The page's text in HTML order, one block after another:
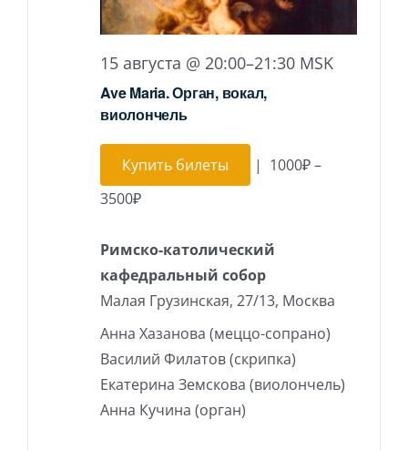
15 августа @ 20:00–21:30 MSK
Ave Maria. Орган, вокал,
виолончель
Купить билеты | 1000₽ –
3500₽
Римско-католический
кафедральный собор
Малая Грузинская, 27/13, Москва
Анна Хазанова (меццо-сопрано)
Василий Филатов (скрипка)
Екатерина Земскова (виолончель)
Анна Кучина (орган)